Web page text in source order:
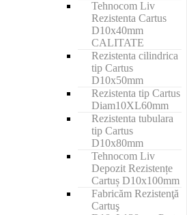
Tehnocom Liv
Rezistenta Cartus
D10x40mm
CALITATE
Rezistenta cilindrica
tip Cartus
D10x50mm
Rezistenta tip Cartus
Diam10XL60mm
Rezistenta tubulara
tip Cartus
D10x80mm
Tehnocom Liv
Depozit Rezistențe
Cartuș D10x100mm
Fabricăm Rezistenţă
Cartuş